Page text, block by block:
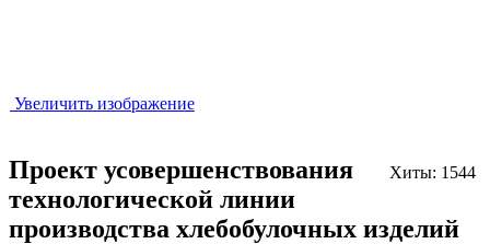
Увеличить изображение
Хиты: 1544
Проект усовершенствования
технологической линии
производства хлебобулочных изделий